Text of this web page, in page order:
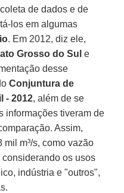
de dados e de
los em algumas
. Em 2012, diz ele,
Grosso do Sul e
desse
Conjuntura de
- 2012, além de se
informações tiveram de
Assim,
m³/s, como vazão
os usos
indústria e "outros",